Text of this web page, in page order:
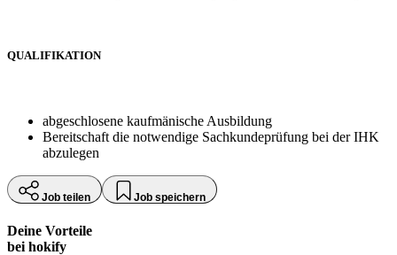
QUALIFIKATION
abgeschlosene kaufmänische Ausbildung
Bereitschaft die notwendige Sachkundeprüfung bei der IHK
abzulegen
Job teilen Job speichern
Deine Vorteile
bei hokify